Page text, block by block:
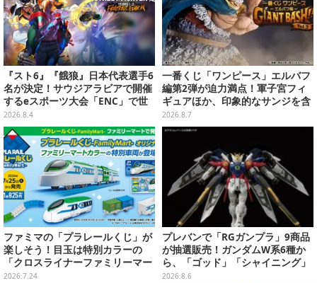
『スト6』『餓狼』日本代表選手6
名が決定！サウジアラビアで開催
するeスポーツ大会「ENC」で世
界に挑む
2026.8.4
一番くじ「ワンピース」エルバフ
編第2弾が迫力満点！軍子宮フィ
ギュアほか、印象的なサンジを含
む“手配書”ポスターなどにも注目
2026.8.7
ファミマの「プラレールくじ」が
楽しそう！目玉は特別カラーの
「クロスライナーファミリーマー
ト号」、その他ライナップも注目
2026.7.24
プレバンで「RGガンプラ」9商品
が抽選販売！ガンダムW系6種か
ら、「ゴッド」「シャイニング」
まで
2026.8.6